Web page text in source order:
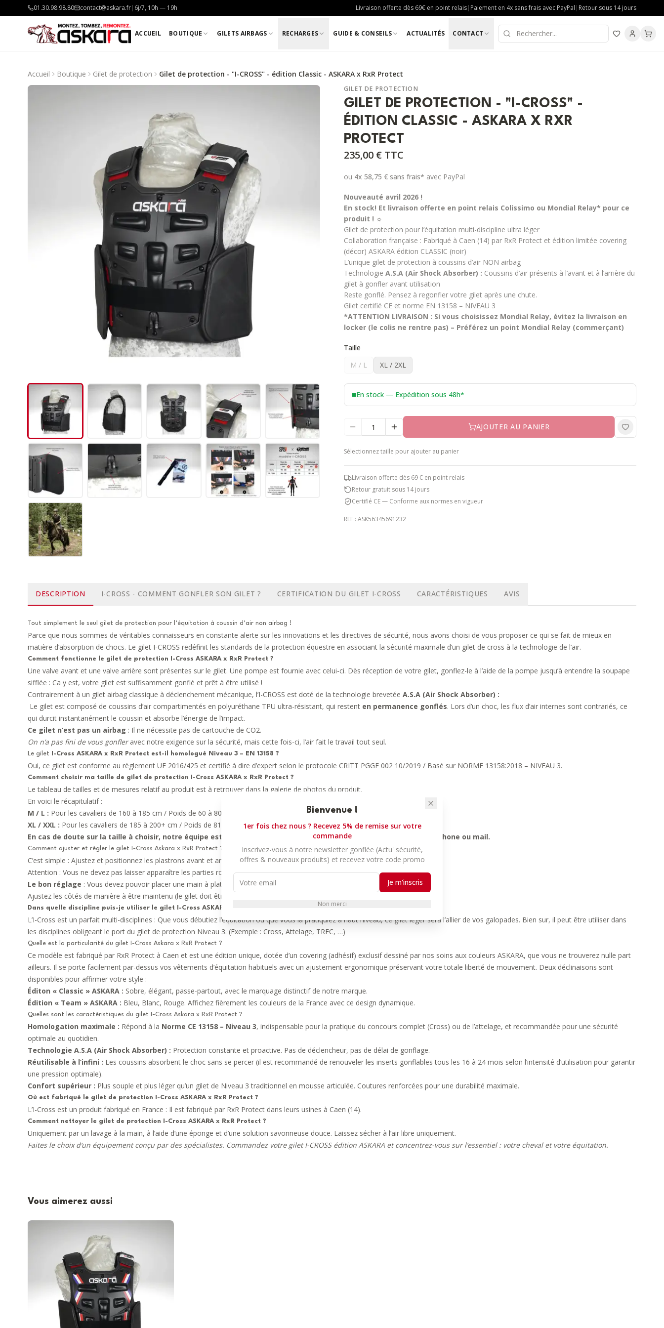
01.30.98.98.80 contact@askara.fr| 6j/7, 10h — 19h Livraison offerte dès 69€ en point relais| Paiement en 4x sans frais avec PayPal | Retour sous 14 jours
ACCUEIL BOUTIQUE GILETS AIRBAGS RECHARGES GUIDE & CONSEILS ACTUALITÉS CONTACT
Accueil Boutique Gilet de protection Gilet de protection - "I-CROSS" - édition Classic - ASKARA x RxR Protect
GILET DE PROTECTION
GILET DE PROTECTION - "I-CROSS" -
ÉDITION CLASSIC - ASKARA X RXR
PROTECT
235,00 € TTC
ou 4x 58,75 € sans frais* avec PayPal
Nouveauté avril 2026 !
En stock! Et livraison offerte en point relais Colissimo ou Mondial Relay* pour ce
produit ! ☼
Gilet de protection pour l’équitation multi-discipline ultra léger
Collaboration française : Fabriqué à Caen (14) par RxR Protect et édition limitée covering
(décor) ASKARA édition CLASSIC (noir)
L’unique gilet de protection à coussins d’air NON airbag
Technologie A.S.A (Air Shock Absorber) : Coussins d’air présents à l’avant et à l’arrière du
gilet à gonfler avant utilisation
Reste gonflé. Pensez à regonfler votre gilet après une chute.
Gilet certifié CE et norme EN 13158 – NIVEAU 3
*ATTENTION LIVRAISON : Si vous choisissez Mondial Relay, évitez la livraison en
locker (le colis ne rentre pas) – Préférez un point Mondial Relay (commerçant)
Taille
M / L
XL / 2XL
En stock — Expédition sous 48h*
AJOUTER AU PANIER
Sélectionneztaille pour ajouter au panier
Livraison offerte dès 69 € en point relais
Retour gratuit sous 14 jours
Certifié CE — Conforme aux normes en vigueur
REF : ASK56345691232
DESCRIPTION I-CROSS - COMMENT GONFLER SON GILET ? CERTIFICATION DU GILET I-CROSS CARACTÉRISTIQUES AVIS
Tout simplement le seul gilet de protection pour l’équitation à coussin d’air non airbag !
Parce que nous sommes de véritables connaisseurs en constante alerte sur les innovations et les directives de sécurité, nous avons choisi de vous proposer ce qui se fait de mieux en
matière d’absorption de chocs. Le gilet I-CROSS redéfinit les standards de la protection équestre en associant la sécurité maximale d’un gilet de cross à la technologie de l’air.
Comment fonctionne le gilet de protection I-Cross ASKARA x RxR Protect ?
Une valve avant et une valve arrière sont présentes sur le gilet. Une pompe est fournie avec celui-ci. Dès réception de votre gilet, gonflez-le à l’aide de la pompe jusqu’à entendre la soupape
sifflée : Ca y est, votre gilet est suffisamment gonflé et prêt à être utilisé !
Contrairement à un gilet airbag classique à déclenchement mécanique, l’I-CROSS est doté de la technologie brevetée A.S.A (Air Shock Absorber) :
Le gilet est composé de coussins d’air compartimentés en polyuréthane TPU ultra-résistant, qui restent en permanence gonflés. Lors d’un choc, les flux d’air internes sont contrariés, ce
qui durcit instantanément le coussin et absorbe l’énergie de l’impact.
Ce gilet n’est pas un airbag : Il ne nécessite pas de cartouche de CO2.
On n’a pas fini de vous gonfleravec notre exigence sur la sécurité, mais cette fois-ci, l’air fait le travail tout seul.
Le gilet I-Cross ASKARA x RxR Protect est-il homologué Niveau 3 – EN 13158 ?
Oui, ce gilet est conforme au règlement UE 2016/425 et certifié à dire d’expert selon le protocole CRITT PGGE 002 10/2019 / Basé sur NORME 13158:2018 – NIVEAU 3.
Comment choisir ma taille de gilet de protection I-Cross ASKARA x RxR Protect ?
Le tableau de tailles et de mesures relatif au produit est à retrouver dans la galerie de photos du produit.
En voici le récapitulatif :
M / L : Pour les cavaliers de 160 à 185 cm / Poids de 60 à 80 kg.
XL / XXL : Pour les cavaliers de 185 à 200+ cm / Poids de 81 à 100+ kg.
En cas de doute sur la taille à choisir, notre équipe est disponible pour vous conseiller :Contactez-nous ici par téléphone ou mail.
Comment ajuster et régler le gilet I-Cross Askara x RxR Protect ?
C’est simple : Ajustez et positionnez les plastrons avant et arrières grâce aux velcros.
Attention : Vous ne devez pas laisser apparaître les parties rouges des velcros.
Le bon réglage : Vous devez pouvoir placer une main à plat entre votre aisselle (sous le bras) et le plastron côtes du gilet.
Ajustez les côtés de manière à être maintenu (le gilet doit être porté proche du corps) tout en restant à l’aise.
Dans quelle discipline puis-je utiliser le gilet I-Cross ASKARA x RxR Protect ?
L’I-Cross est un parfait multi-disciplines : Que vous débutiez l’équitation ou que vous la pratiquiez à haut niveau, ce gilet léger sera l’allier de vos galopades. Bien sur, il peut être utiliser dans
les disciplines obligeant le port du gilet de protection Niveau 3. (Exemple : Cross, Attelage, TREC, …)
Quelle est la particularité du gilet I-Cross Askara x RxR Protect ?
Ce modèle est fabriqué par RxR Protect à Caen et est une édition unique, dotée d’un covering (adhésif) exclusif dessiné par nos soins aux couleurs ASKARA, que vous ne trouverez nulle part
ailleurs. Il se porte facilement par-dessus vos vêtements d’équitation habituels avec un ajustement ergonomique préservant votre totale liberté de mouvement. Deux déclinaisons sont
disponibles pour affirmer votre style :
Éditon « Classic » ASKARA : Sobre, élégant, passe-partout, avec le marquage distinctif de notre marque.
Édition « Team » ASKARA : Bleu, Blanc, Rouge. Affichez fièrement les couleurs de la France avec ce design dynamique.
Quelles sont les caractéristiques du gilet I-Cross Askara x RxR Protect ?
Homologation maximale : Répond à la Norme CE 13158 – Niveau 3, indispensable pour la pratique du concours complet (Cross) ou de l’attelage, et recommandée pour une sécurité
optimale au quotidien.
Technologie A.S.A (Air Shock Absorber) : Protection constante et proactive. Pas de déclencheur, pas de délai de gonflage.
Réutilisable à l’infini : Les coussins absorbent le choc sans se percer (il est recommandé de renouveler les inserts gonflables tous les 16 à 24 mois selon l’intensité d’utilisation pour garantir
une pression optimale).
Confort supérieur : Plus souple et plus léger qu’un gilet de Niveau 3 traditionnel en mousse articulée. Coutures renforcées pour une durabilité maximale.
Où est fabriqué le gilet de protection I-Cross ASKARA x RxR Protect ?
L’I-Cross est un produit fabriqué en France : Il est fabriqué par RxR Protect dans leurs usines à Caen (14).
Comment nettoyer le gilet de protection I-Cross ASKARA x RxR Protect ?
Uniquement par un lavage à la main, à l’aide d’une éponge et d’une solution savonneuse douce. Laissez sécher à l’air libre uniquement.
Faites le choix d’un équipement conçu par des spécialistes. Commandez votre gilet I-CROSS édition ASKARA et concentrez-vous sur l’essentiel : votre cheval et votre équitation.
Vous aimerez aussi
Bienvenue !
1er fois chez nous ? Recevez 5% de remise sur votre
commande
Inscrivez-vous à notre newsletter gonflée (Actu' sécurité,
offres & nouveaux produits) et recevez votre code promo
Je m'inscris
Non merci